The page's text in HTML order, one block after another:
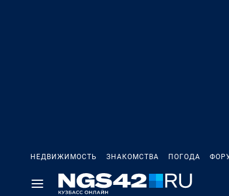
НЕДВИЖИМОСТЬ ЗНАКОМСТВА ПОГОДА